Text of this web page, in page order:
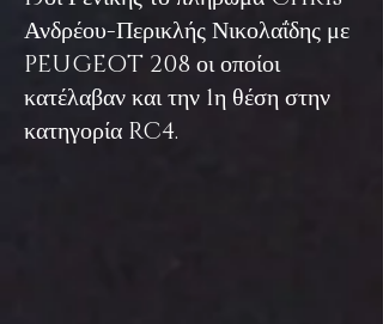
Ανδρέου-Περικλής Νικολαΐδης με
PEUGEOT 208 οι οποίοι
κατέλαβαν και την 1η θέση στην
κατηγορία RC4.